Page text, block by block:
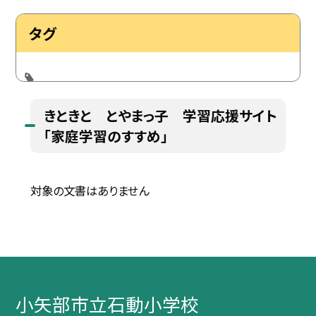
タグ
きときと とやまっ子 学習応援サイト
「家庭学習のすすめ」
対象の文書はありません
小矢部市立石動小学校